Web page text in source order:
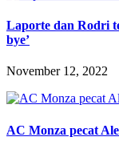
Laporte dan Rodri
bye’
November 12, 2022
AC Monza pecat